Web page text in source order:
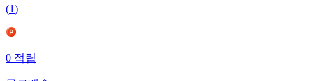
(1)
0적립